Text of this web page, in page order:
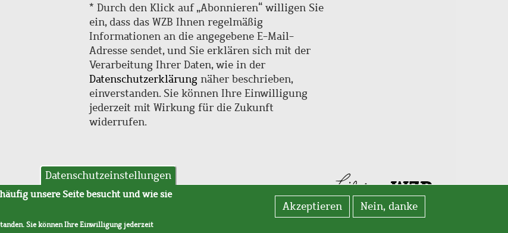
* Durch den Klick auf „Abonnieren“ willigen Sie
ein, dass das WZB Ihnen regelmäßig
Informationen an die angegebene E-Mail-
Adresse sendet, und Sie erklären sich mit der
Verarbeitung Ihrer Daten, wie in der
Datenschutzerklärung näher beschrieben,
einverstanden. Sie können Ihre Einwilligung
jederzeit mit Wirkung für die Zukunft
widerrufen.
Datenschutzeinstellungen
unsere Seite besucht und wie sie
Sie können Ihre Einwilligung jederzeit
Akzeptieren Nein, danke